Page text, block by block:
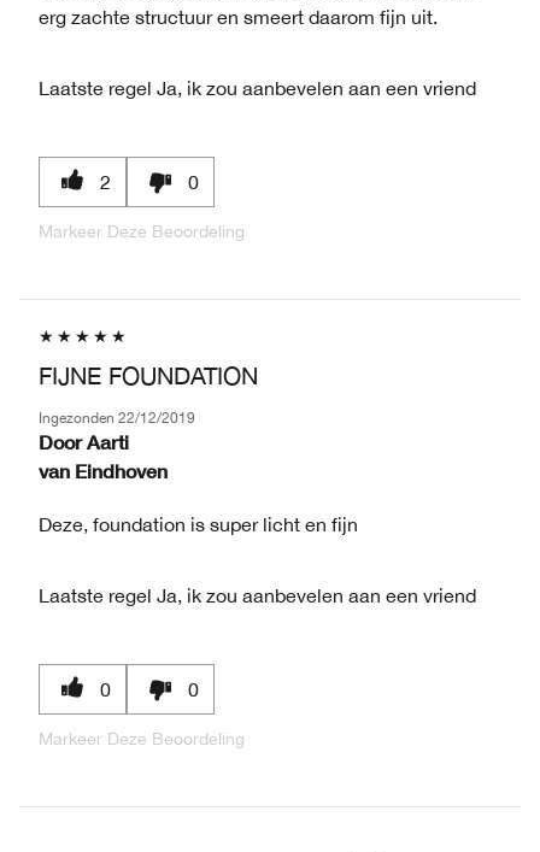
erg zachte structuur en smeert daarom fijn uit.
Laatste regel Ja, ik zou aanbevelen aan een vriend
2 0
Markeer Deze Beoordeling
FIJNE FOUNDATION
Ingezonden 22/12/2019
Door Aarti
van Eindhoven
Deze, foundation is super licht en fijn
Laatste regel Ja, ik zou aanbevelen aan een vriend
0 0
Markeer Deze Beoordeling